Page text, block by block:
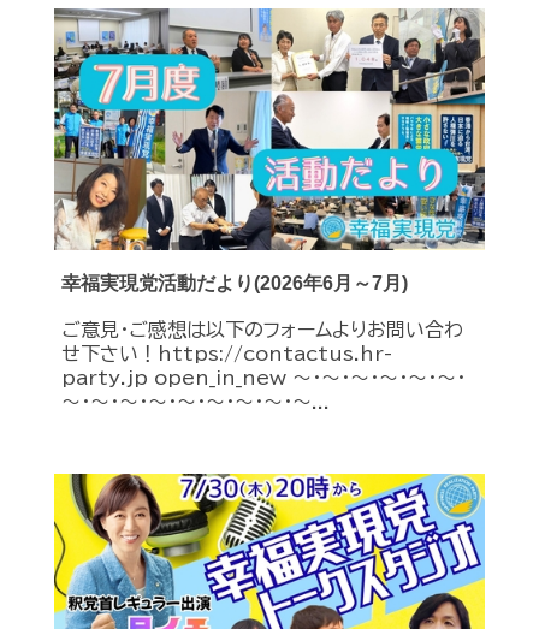
幸福実現党活動だより(2026年6月～7月)
ご意見・ご感想は以下のフォームよりお問い合わ
せ下さい！https://contactus.hr-
party.jp open_in_new ～・～・～・～・～・～・
～・～・～・～・～・～・～・～・～...